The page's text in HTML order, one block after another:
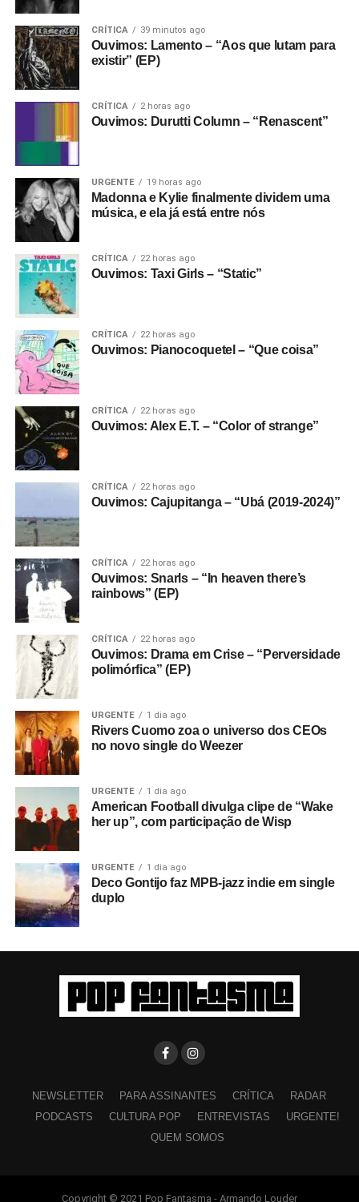
CRÍTICA 39 minutos ago
Ouvimos: Lamento – “Aos que lutam para
existir” (EP)
CRÍTICA 2 horas ago
Ouvimos: Durutti Column – “Renascent”
URGENTE 19 horas ago
Madonna e Kylie finalmente dividem uma
música, e ela já está entre nós
CRÍTICA 22 horas ago
Ouvimos: Taxi Girls – “Static”
CRÍTICA 22 horas ago
Ouvimos: Pianocoquetel – “Que coisa”
CRÍTICA 22 horas ago
Ouvimos: Alex E.T. – “Color of strange”
CRÍTICA 22 horas ago
Ouvimos: Cajupitanga – “Ubá (2019-2024)”
CRÍTICA 22 horas ago
Ouvimos: Snarls – “In heaven there’s
rainbows” (EP)
CRÍTICA 22 horas ago
Ouvimos: Drama em Crise – “Perversidade
polimórfica” (EP)
URGENTE 1 dia ago
Rivers Cuomo zoa o universo dos CEOs
no novo single do Weezer
URGENTE 1 dia ago
American Football divulga clipe de “Wake
her up”, com participação de Wisp
URGENTE 1 dia ago
Deco Gontijo faz MPB-jazz indie em single
duplo
NEWSLETTER PARA ASSINANTES CRÍTICA
RADAR
PODCASTS
CULTURA POP ENTREVISTAS
URGENTE!
QUEM SOMOS
Copyright © 2021 Pop Fantasma - Armando Louder